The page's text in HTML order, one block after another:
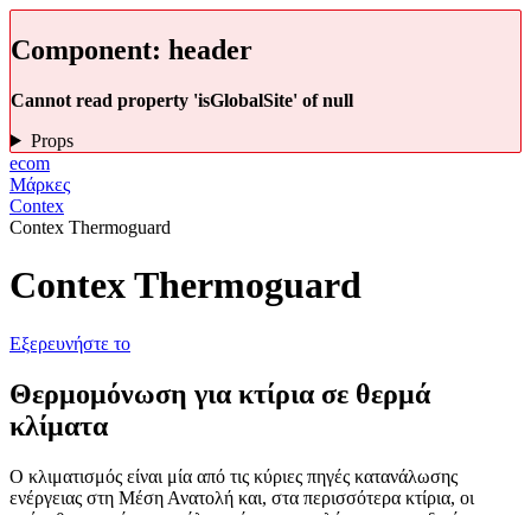
Component: header
Cannot read property 'isGlobalSite' of null
Props
ecom
Μάρκες
Contex
Contex Thermoguard
Contex Thermoguard
Εξερευνήστε το
Θερμομόνωση για κτίρια σε θερμά
κλίματα
Ο κλιματισμός είναι μία από τις κύριες πηγές κατανάλωσης
ενέργειας στη Μέση Ανατολή και, στα περισσότερα κτίρια, οι